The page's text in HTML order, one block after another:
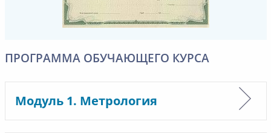
ПРОГРАММА ОБУЧАЮЩЕГО КУРСА
Модуль 1. Метрология